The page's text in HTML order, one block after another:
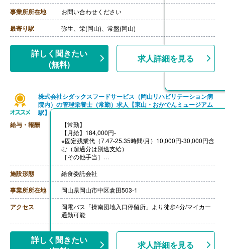
事業所所在地 お問い合わせください
最寄り駅 弥生、栄(岡山)、常盤(岡山)
詳しく聞きたい
(無料)
求人詳細を見る
株式会社シダックスフードサービス（岡山リハビリテーション病
院内）の管理栄養士（常勤）求人【東山・おかでんミュージアム
駅】
給与・報酬
【常勤】
【月給】184,000円-
※固定残業代（7.47-25.35時間/月）10,000円-30,000円含
む（超過分は別途支給）
［その他手当］
・時間外勤務手当
・休日勤務手当
・深夜勤務手当（22:00-翌05:00）
・休業手当
【賞与】年2回
【通勤手当】あり（上限なし）※片道2km以上
【昇給】あり（年1回）
施設形態 給食委託会社
事業所所在地 岡山県岡山市中区倉田503-1
アクセス
岡電バス「操南団地入口停留所」より徒歩4分/マイカー
通勤可能
詳しく聞きたい
求人詳細を見る